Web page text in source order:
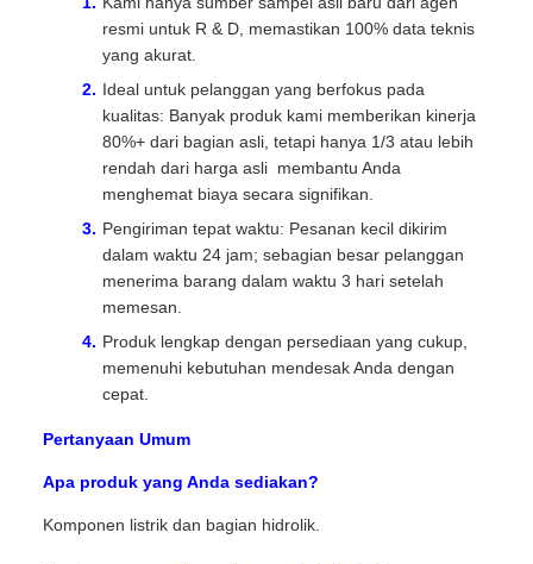
resmi untuk R & D, memastikan 100% data teknis
yang akurat.
Ideal untuk pelanggan yang berfokus pada
kualitas: Banyak produk kami memberikan kinerja
80%+ dari bagian asli, tetapi hanya 1/3 atau lebih
rendah dari harga asli  membantu Anda
menghemat biaya secara signifikan.
Pengiriman tepat waktu: Pesanan kecil dikirim
dalam waktu 24 jam; sebagian besar pelanggan
menerima barang dalam waktu 3 hari setelah
memesan.
Produk lengkap dengan persediaan yang cukup,
memenuhi kebutuhan mendesak Anda dengan
cepat.
Pertanyaan Umum
Apa produk yang Anda sediakan?
Komponen listrik dan bagian hidrolik.